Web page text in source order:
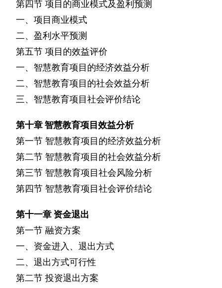
第四节 项目的商业模式及盈利预测
一、项目商业模式
二、盈利水平预测
第五节 项目的效益评价
一、智慧教育项目的经济效益分析
二、智慧教育项目的社会效益分析
三、智慧教育项目社会评价结论
第十章智慧教育项目效益分析
第一节 智慧教育项目的经济效益分析
第二节 智慧教育项目的社会效益分析
第三节 智慧教育项目社会风险分析
第四节 智慧教育项目社会评价结论
第十一章 资金退出
第一节 融资方案
一、资金进入、退出方式
二、退出方式可行性
第二节 投资退出方案